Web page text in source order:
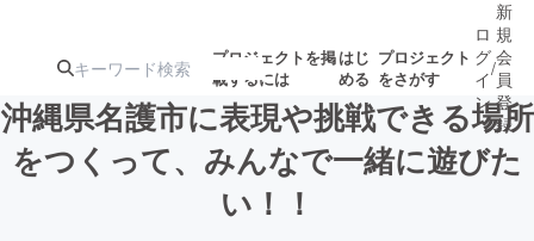
プロジェクトを掲
載するには
はじ
める
プロジェクト
をさがす
注目の新着プロ
募集終了が近いプ
ロ
グ
イ
ン
/
新
規
会
員
登
録
沖縄県名護市に表現や挑戦できる場所
をつくって、みんなで一緒に遊びた
い！！